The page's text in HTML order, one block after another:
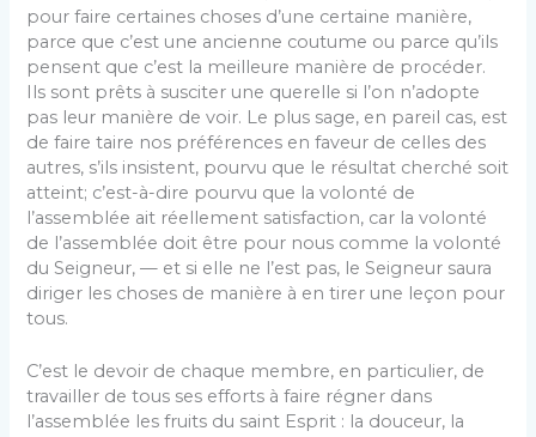
pour faire certaines choses d’une certaine manière,
parce que c’est une ancienne coutume ou parce qu’ils
pensent que c’est la meilleure manière de procéder.
Ils sont prêts à susciter une querelle si l’on n’adopte
pas leur manière de voir. Le plus sage, en pareil cas, est
de faire taire nos préférences en faveur de celles des
autres, s’ils insistent, pourvu que le résultat cherché soit
atteint; c’est-à-dire pourvu que la volonté de
l’assemblée ait réellement satisfaction, car la volonté
de l’assemblée doit être pour nous comme la volonté
du Seigneur, — et si elle ne l’est pas, le Seigneur saura
diriger les choses de manière à en tirer une leçon pour
tous.
C’est le devoir de chaque membre, en particulier, de
travailler de tous ses efforts à faire régner dans
l’assemblée les fruits du saint Esprit : la douceur, la